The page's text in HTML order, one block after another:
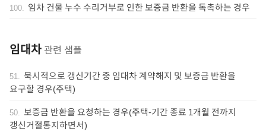
100. 임차 건물 누수 수리거부로 인한 보증금 반환을 독촉하는 경우
임대차 관련 샘플
51. 묵시적으로 갱신기간 중 임대차 계약해지 및 보증금 반환을
요구할 경우(주택)
50. 보증금 반환을 요청하는 경우(주택-기간 종료 1개월 전까지
갱신거절통지하면서)